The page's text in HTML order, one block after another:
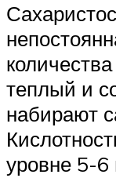
теплый и
набирают
уровне 5-6